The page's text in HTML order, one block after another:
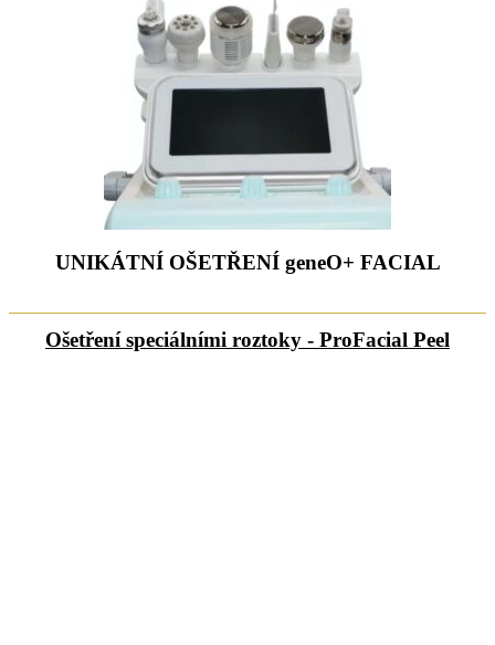
UNIKÁTNÍ OŠETŘENÍ geneO+ FACIAL
Ošetření speciálními roztoky - ProFacial Peel